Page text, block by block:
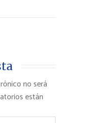
no será
están